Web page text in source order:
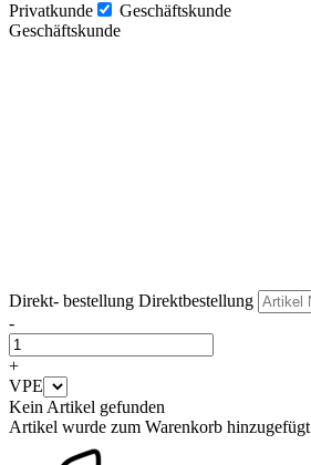
Privatkunde
Geschäftskunde
Geschäftskunde
Direkt- bestellung Direktbestellung
-
+
VPE
Kein Artikel gefunden
Artikel wurde zum Warenkorb hinzugefügt